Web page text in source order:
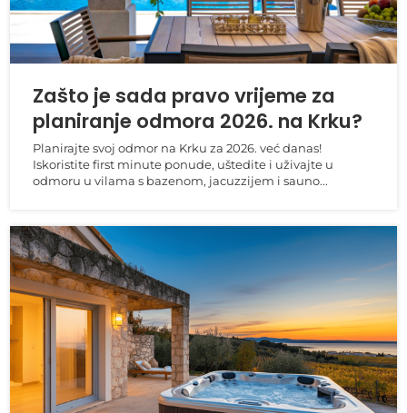
Zašto je sada pravo vrijeme za
planiranje odmora 2026. na Krku?
Planirajte svoj odmor na Krku za 2026. već danas!
Iskoristite first minute ponude, uštedite i uživajte u
odmoru u vilama s bazenom, jacuzzijem i sauno...